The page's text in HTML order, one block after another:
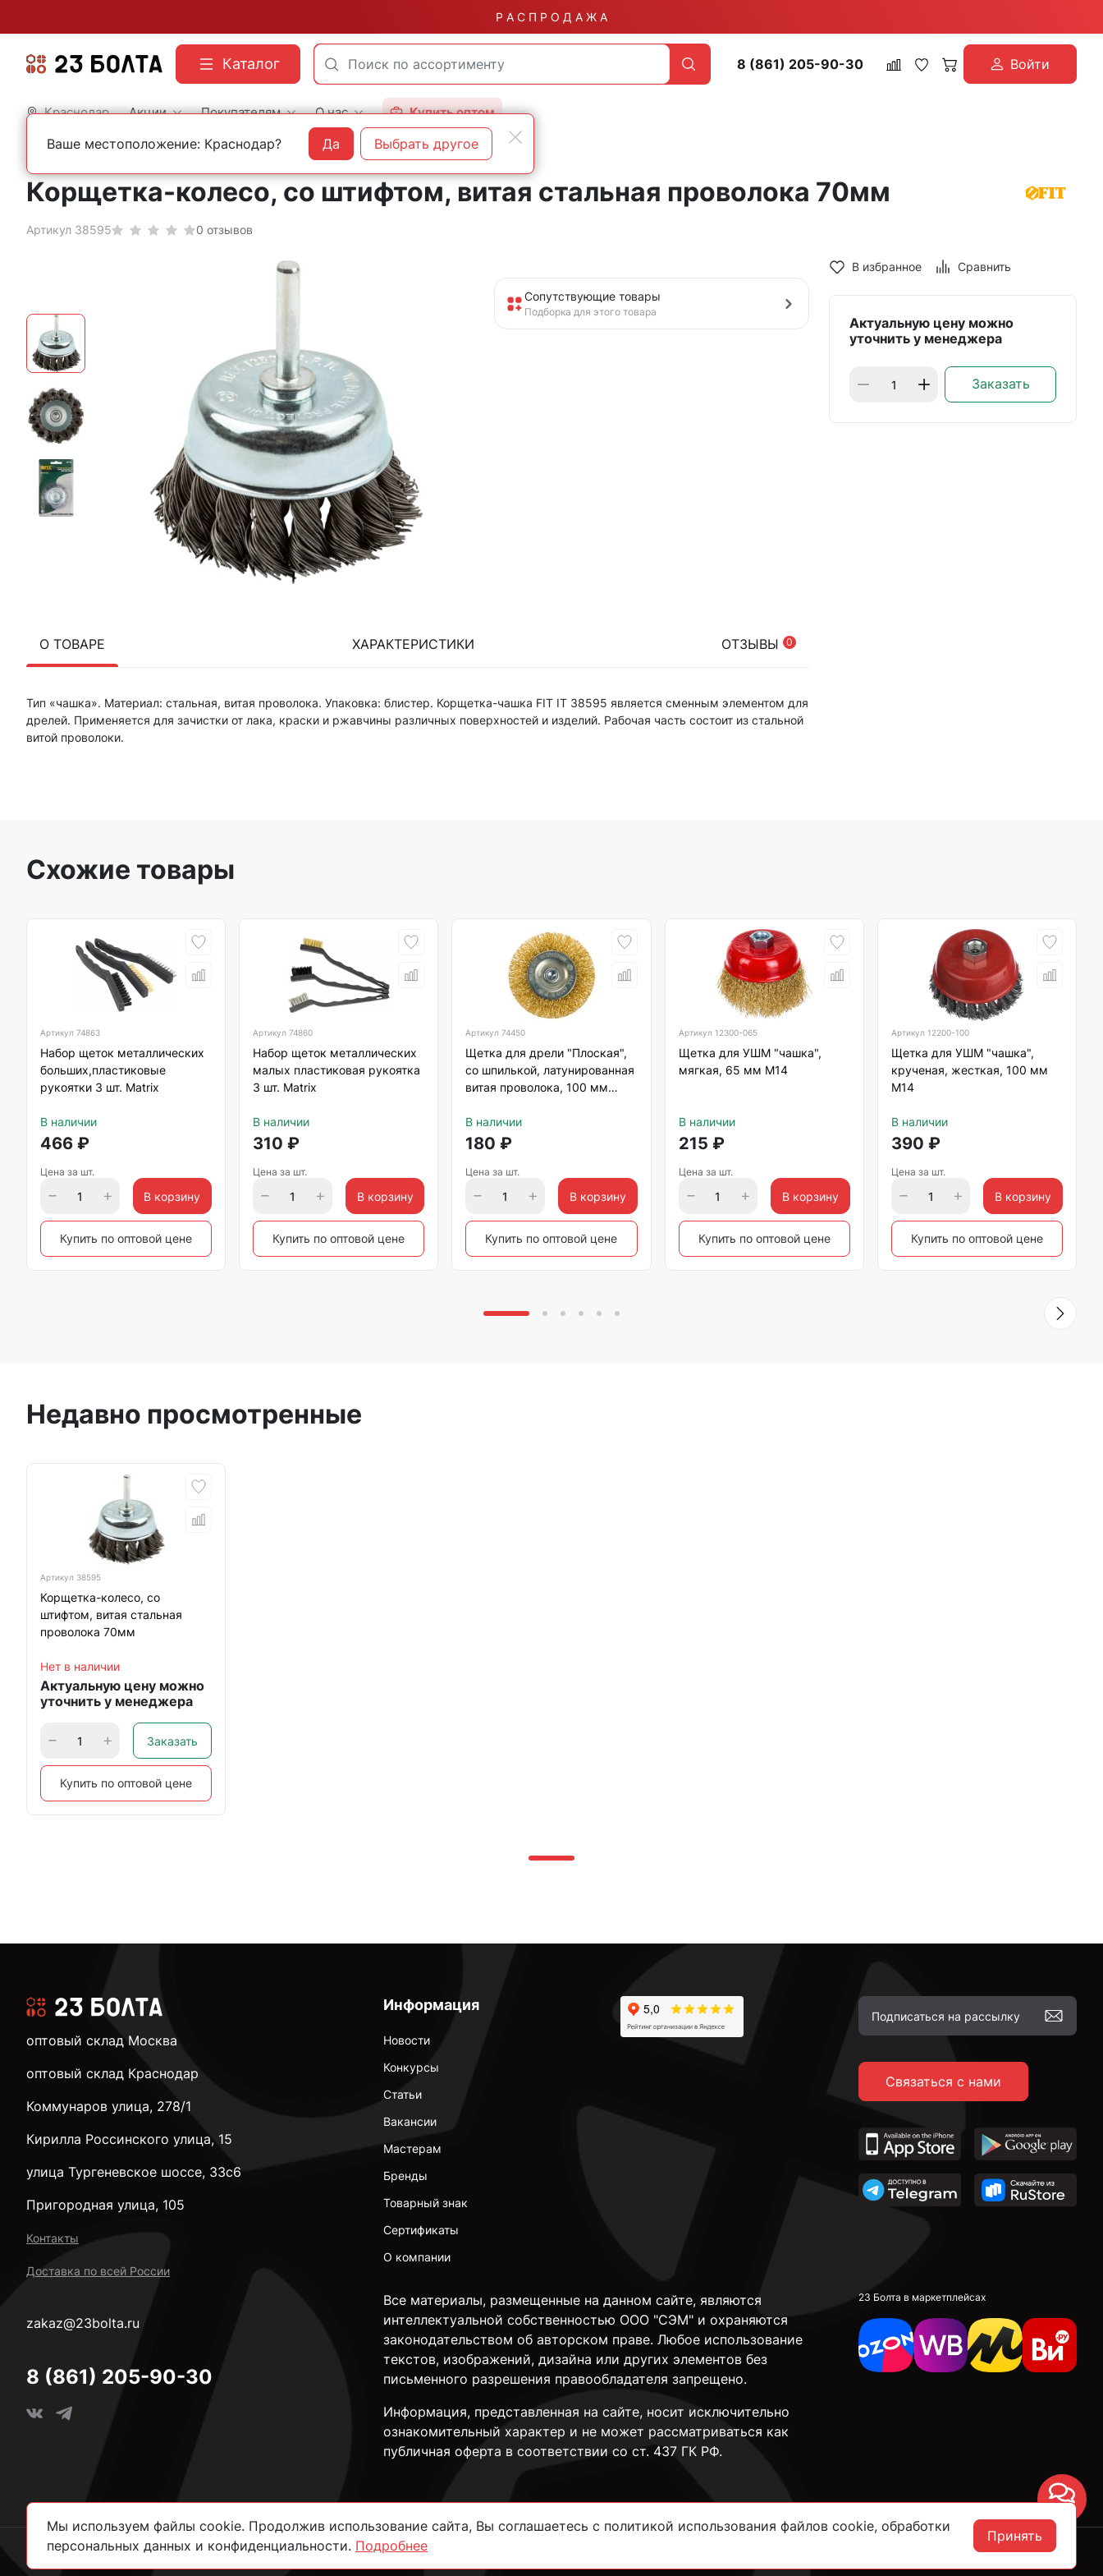
Р А С П Р О Д А Ж А
Каталог 8 (861) 205-90-30 Войти
Краснодар Акции Покупателям О нас Купить оптом
Главная Оснастка Корщетки и щетки
Корщетка-колесо, со штифтом, витая стальная проволока 70мм
Артикул 38595 0 отзывов
Сопутствующие товары
Подборка для этого товара
О ТОВАРЕ ХАРАКТЕРИСТИКИ ОТЗЫВЫ 0
Тип «чашка». Материал: стальная, витая проволока. Упаковка: блистер. Корщетка-чашка FIT IT 38595 является сменным элементом для
дрелей. Применяется для зачистки от лака, краски и ржавчины различных поверхностей и изделий. Рабочая часть состоит из стальной
витой проволоки.
В избранное Сравнить
Актуальную цену можно
уточнить у менеджера
Заказать
Схожие товары
Артикул 74863
Набор щеток металлических
больших,пластиковые
рукоятки 3 шт. Matrix
В наличии
466 ₽
Цена за шт.
В корзину
Купить по оптовой цене
Артикул74860
Набор щеток металлических
малых пластиковая рукоятка
3 шт. Matrix
В наличии
310 ₽
Цена за шт.
В корзину
Купить по оптовой цене
Артикул74450
Щетка для дрели "Плоская",
со шпилькой, латунированная
витая проволока, 100 мм
В наличии
180 ₽
Цена за шт.
В корзину
Купить по оптовой цене
Артикул 12300-065
Щетка для УШМ "чашка",
мягкая, 65 мм М14
В наличии
215 ₽
Цена за шт.
В корзину
Купить по оптовой цене
Артикул 12200-100
Щетка для УШМ "чашка",
крученая, жесткая, 100 мм
М14
В наличии
390 ₽
Цена за шт.
В корзину
Купить по оптовой цене
Недавно просмотренные
Артикул 38595
Корщетка-колесо, со
штифтом, витая стальная
проволока 70мм
Нет в наличии
Актуальную цену можно
уточнить у менеджера
Заказать
Купить по оптовой цене
Информация
Новости
Конкурсы
Статьи
Вакансии
Мастерам
Бренды
Товарный знак
Сертификаты
О компании
Связаться с нами
Все материалы, размещенные на данном сайте, являются
интеллектуальной собственностью ООО "СЭМ" и охраняются
законодательством об авторском праве. Любое использование
текстов, изображений, дизайна или других элементов без
письменного разрешения правообладателя запрещено.
Информация, представленная на сайте, носит исключительно
ознакомительный характер и не может рассматриваться как
публичная оферта в соответствии со ст. 437 ГК РФ.
23 Болта в маркетплейсах
оптовый склад Москва
оптовый склад Краснодар
Коммунаров улица, 278/1
Кирилла Россинского улица, 15
улица Тургеневское шоссе, 33с6
Пригородная улица, 105
Контакты
Доставка по всей России
zakaz@23bolta.ru
8 (861) 205-90-30
Мы используем файлы cookie. Продолжив использование сайта, Вы соглашаетесь с политикой использования файлов cookie, обработки
персональных данных и конфиденциальности. Подробнее
Принять
Ваше местоположение: Краснодар? Да Выбрать другое